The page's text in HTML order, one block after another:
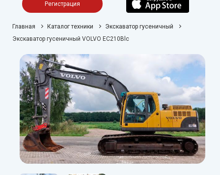
Регистрация
Главная Каталог техники
Экскаватор гусеничный
Экскаватор гусеничный VOLVO EC210Blc